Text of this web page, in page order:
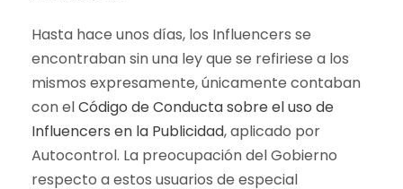
Hasta hace unos días, los Influencers se
encontraban sin una ley que se refiriese a los
mismos expresamente, únicamente contaban
con elCódigo de Conducta sobre el uso de
Influencers en la Publicidad, aplicado por
Autocontrol. La preocupación del Gobierno
respecto a estos usuarios de especial